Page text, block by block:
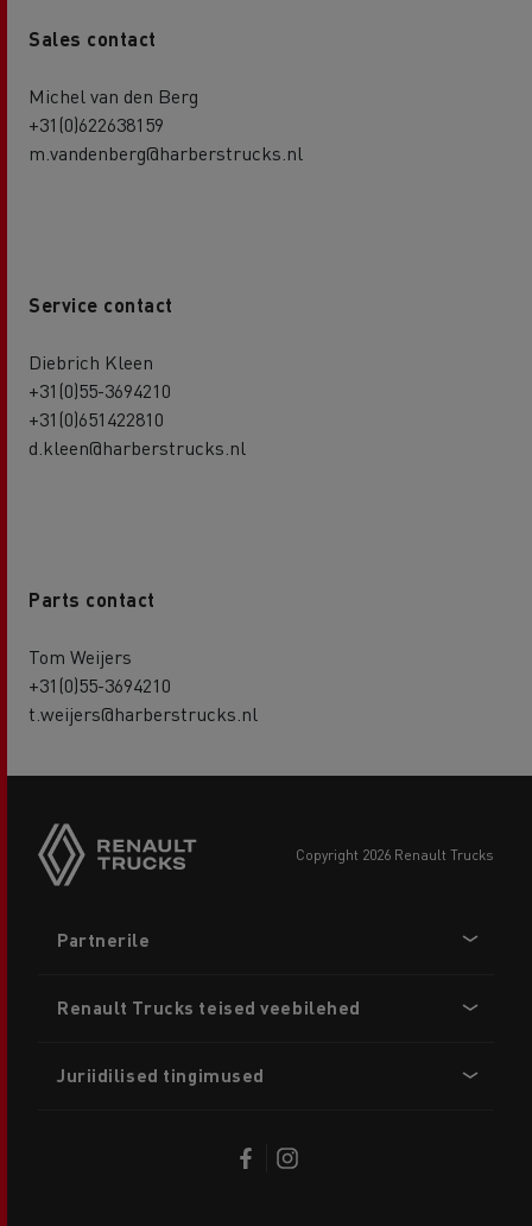
Sales contact
Michel van den Berg
+31(0)622638159
m.vandenberg@harberstrucks.nl
Service contact
Diebrich Kleen
+31(0)55-3694210
+31(0)651422810
d.kleen@harberstrucks.nl
Parts contact
Tom Weijers
+31(0)55-3694210
t.weijers@harberstrucks.nl
copyright 2026 Renault Trucks
menu
Partnerile
Renault Trucks teised veebilehed
Juriidilised tingimused